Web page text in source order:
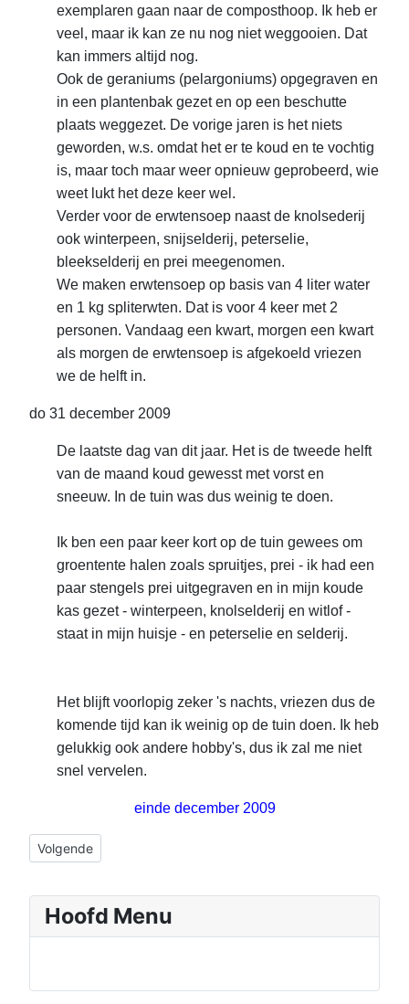
Hoofd Menu
exemplaren gaan naar de composthoop. Ik heb er
veel, maar ik kan ze nu nog niet weggooien. Dat
kan immers altijd nog.
Ook de geraniums (pelargoniums) opgegraven en
in een plantenbak gezet en op een beschutte
plaats weggezet. De vorige jaren is het niets
geworden, w.s. omdat het er te koud en te vochtig
is, maar toch maar weer opnieuw geprobeerd, wie
weet lukt het deze keer wel.
Verder voor de erwtensoep naast de knolsederij
ook winterpeen, snijselderij, peterselie,
bleekselderij en prei meegenomen.
We maken erwtensoep op basis van 4 liter water
en 1 kg spliterwten. Dat is voor 4 keer met 2
personen. Vandaag een kwart, morgen een kwart
als morgen de erwtensoep is afgekoeld vriezen
we de helft in.
do 31 december 2009
De laatste dag van dit jaar. Het is de tweede helft
van de maand koud gewesst met vorst en
sneeuw. In de tuin was dus weinig te doen.
Ik ben een paar keer kort op de tuin gewees om
groentente halen zoals spruitjes, prei - ik had een
paar stengels prei uitgegraven en in mijn koude
kas gezet - winterpeen, knolselderij en witlof -
staat in mijn huisje - en peterselie en selderij.
Het blijft voorlopig zeker 's nachts, vriezen dus de
komende tijd kan ik weinig op de tuin doen. Ik heb
gelukkig ook andere hobby's, dus ik zal me niet
snel vervelen.
einde december 2009
Volgende artikel: november 2009 Hans
Volgende